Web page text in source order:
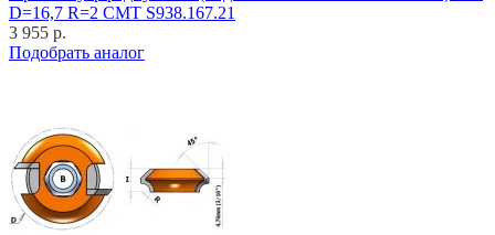
D=16,7 R=2 CMT S938.167.21
3 955 р.
Подобрать аналог